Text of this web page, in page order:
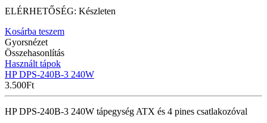
ELÉRHETŐSÉG: Készleten
Kosárba teszem
Gyorsnézet
Összehasonlítás
Használt tápok
HP DPS-240B-3 240W
3.500Ft
HP DPS-240B-3 240W tápegység ATX és 4 pines csatlakozóval